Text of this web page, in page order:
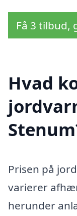
Få 3 tilbud,
Hvad
Prisen på
varierer
herunder